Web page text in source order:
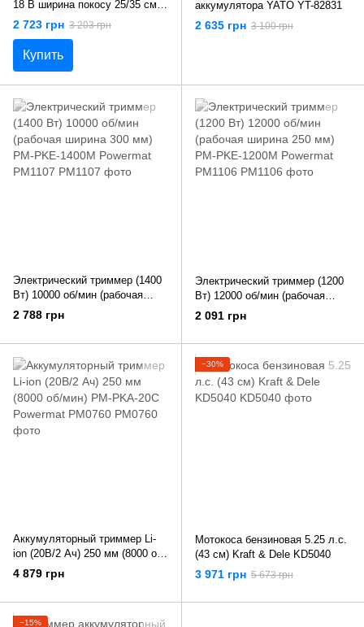
18 В ширина покосу 25/35 см
(жилка Ø=1.6 мм) без
акумулятора Yato YT-85020
2 723 грн 3 203 грн
Купить
аккумулятора YATO YT-82831
2 635 грн 3 100 грн
Электрический триммер (1400
Вт) 10000 об/мин (рабочая
ширина 300 мм) PM-PKE-
1400M Powermat PM1107
2 788 грн
Электрический триммер (1200
Вт) 12000 об/мин (рабочая
ширина 250 мм) PM-PKE-
1200M Powermat PM1106
2 091 грн
Аккумуляторный триммер Li-
ion (20В/2 Ач) 250 мм (8000 об/
мин) PM-PKA-20C Powermat
PM0760
4 879 грн
−30%
Мотокоса бензиновая 5.25 л.с.
(43 см) Kraft & Dele KD5040
3 971 грн 5 673 грн
−15%